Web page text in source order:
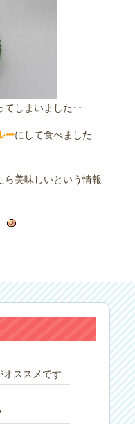
てしまいました･･
ーにして食べました
ら美味しいという情報
オススメです